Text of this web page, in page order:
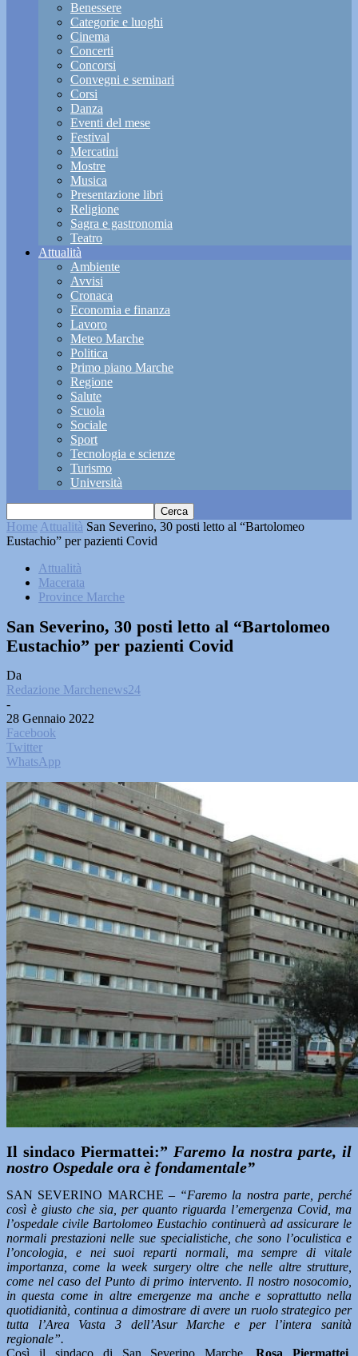
Benessere
Categorie e luoghi
Cinema
Concerti
Concorsi
Convegni e seminari
Corsi
Danza
Eventi del mese
Festival
Mercatini
Mostre
Musica
Presentazione libri
Religione
Sagra e gastronomia
Teatro
Attualità
Ambiente
Avvisi
Cronaca
Economia e finanza
Lavoro
Meteo Marche
Politica
Primo piano Marche
Regione
Salute
Scuola
Sociale
Sport
Tecnologia e scienze
Turismo
Università
Home Attualità San Severino, 30 posti letto al “Bartolomeo
Eustachio” per pazienti Covid
Attualità
Macerata
Province Marche
San Severino, 30 posti letto al “Bartolomeo
Eustachio” per pazienti Covid
Da
Redazione Marchenews24
-
28 Gennaio 2022
Facebook
Twitter
WhatsApp
Il sindaco Piermattei:” Faremo la nostra parte, il
nostro Ospedale ora è fondamentale”
SAN SEVERINO MARCHE – “Faremo la nostra parte, perché
così è giusto che sia, per quanto riguarda l’emergenza Covid, ma
l’ospedale civile Bartolomeo Eustachio continuerà ad assicurare le
normali prestazioni nelle sue specialistiche, che sono l’oculistica e
l’oncologia, e nei suoi reparti normali, ma sempre di vitale
importanza, come la week surgery oltre che nelle altre strutture,
come nel caso del Punto di primo intervento. Il nostro nosocomio,
in questa come in altre emergenze ma anche e soprattutto nella
quotidianità, continua a dimostrare di avere un ruolo strategico per
tutta l’Area Vasta 3 dell’Asur Marche e per l’intera sanità
regionale”.
Così il sindaco di San Severino Marche,
Rosa Piermattei